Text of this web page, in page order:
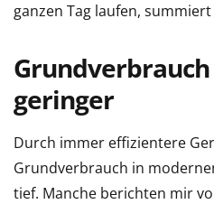
ganzen Tag laufen,
geringer
Durch immer effizientere
Grundverbrauch in
tief. Manche berichten mir